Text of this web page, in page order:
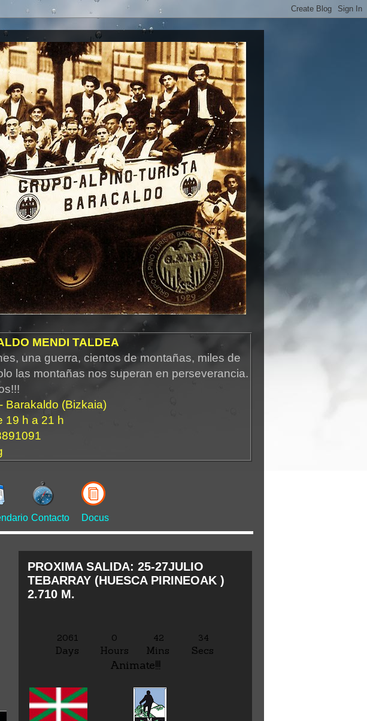
MENDI TALDEA
una guerra, cientos de montañas, miles de
las montañas nos superan en perseverancia.
Barakaldo (Bizkaia)
19 h a 21 h
Contacto Docus
PROXIMA SALIDA: 25-27JULIO
TEBARRAY (HUESCA PIRINEOAK )
2.710 M.
2061 0 42 35
Secs
Mins
Hours
Days
Animate!!!